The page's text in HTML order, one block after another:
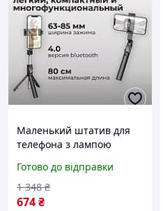
Маленький штатив для
телефона з лампою
монопод для телефона,
Палка для се Готово до
відправки
Готово до відправки
674₴
1 348 ₴